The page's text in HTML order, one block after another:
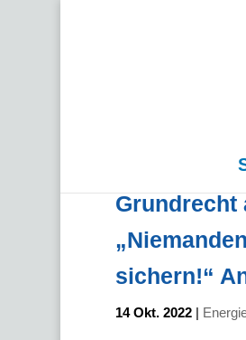
Grundrecht
sichern!“
14 Okt. 2022|